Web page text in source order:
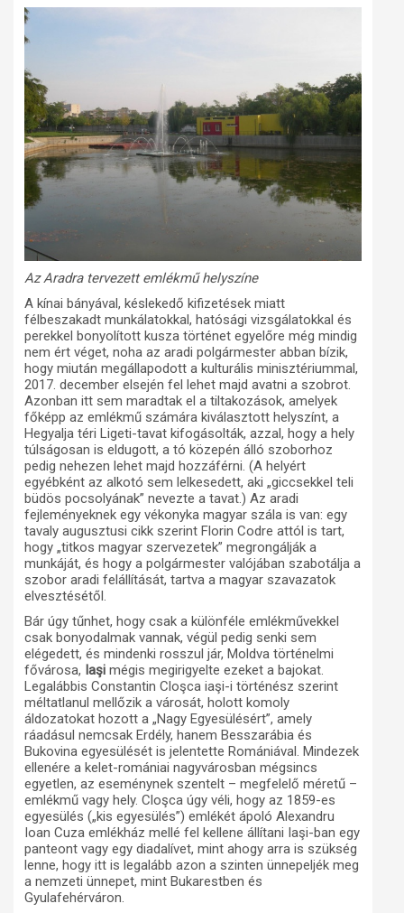
Az Aradra tervezett emlékmű helyszíne
A kínai bányával, késlekedő kifizetések miatt
félbeszakadt munkálatokkal, hatósági vizsgálatokkal és
perekkel bonyolított kusza történet egyelőre még mindig
nem ért véget, noha az aradi polgármester abban bízik,
hogy miután megállapodott a kulturális minisztériummal,
2017. december elsején fel lehet majd avatni a szobrot.
Azonban itt sem maradtak el a tiltakozások, amelyek
főképp az emlékmű számára kiválasztott helyszínt, a
Hegyalja téri Ligeti-tavat kifogásolták, azzal, hogy a hely
túlságosan is eldugott, a tó közepén álló szoborhoz
pedig nehezen lehet majd hozzáférni. (A helyért
egyébként az alkotó sem lelkesedett, aki „giccsekkel teli
büdös pocsolyának” nevezte a tavat.) Az aradi
fejleményeknek egy vékonyka magyar szála is van: egy
tavaly augusztusi cikk szerint Florin Codre attól is tart,
hogy „titkos magyar szervezetek” megrongálják a
munkáját, és hogy a polgármester valójában szabotálja a
szobor aradi felállítását, tartva a magyar szavazatok
elvesztésétől.
Bár úgy tűnhet, hogy csak a különféle emlékművekkel
csak bonyodalmak vannak, végül pedig senki sem
elégedett, és mindenki rosszul jár, Moldva történelmi
fővárosa, Iaşi mégis megirigyelte ezeket a bajokat.
Legalábbis Constantin Cloşca iaşi-i történész szerint
méltatlanul mellőzik a városát, holott komoly
áldozatokat hozott a „Nagy Egyesülésért”, amely
ráadásul nemcsak Erdély, hanem Besszarábia és
Bukovina egyesülését is jelentette Romániával. Mindezek
ellenére a kelet-romániai nagyvárosban mégsincs
egyetlen, az eseménynek szentelt – megfelelő méretű –
emlékmű vagy hely. Cloşca úgy véli, hogy az 1859-es
egyesülés („kis egyesülés”) emlékét ápoló Alexandru
Ioan Cuza emlékház mellé fel kellene állítani Iaşi-ban egy
panteont vagy egy diadalívet, mint ahogy arra is szükség
lenne, hogy itt is legalább azon a szinten ünnepeljék meg
a nemzeti ünnepet, mint Bukarestben és
Gyulafehérváron.